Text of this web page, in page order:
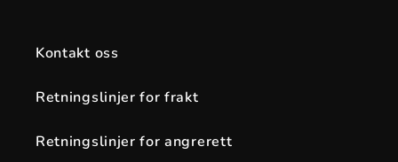
Kontakt oss
Retningslinjer for frakt
Retningslinjer for angrerett